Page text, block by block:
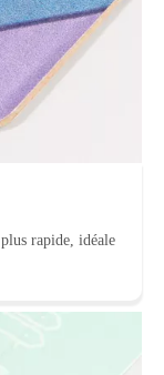
rapide, idéale